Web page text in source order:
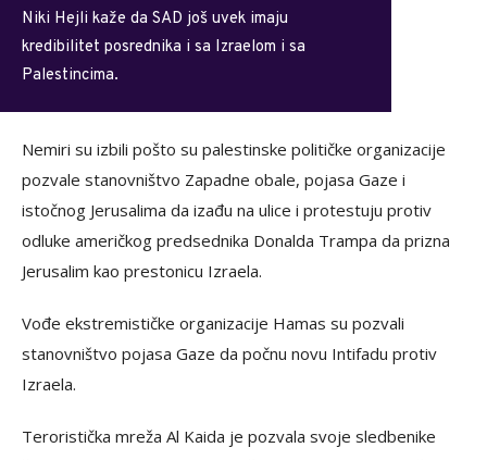
Niki Hejli kaže da SAD još uvek imaju
kredibilitet posrednika i sa Izraelom i sa
Palestincima.
Nemiri su izbili pošto su palestinske političke organizacije
pozvale stanovništvo Zapadne obale, pojasa Gaze i
istočnog Jerusalima da izađu na ulice i protestuju protiv
odluke američkog predsednika Donalda Trampa da prizna
Jerusalim kao prestonicu Izraela.
Vođe ekstremističke organizacije Hamas su pozvali
stanovništvo pojasa Gaze da počnu novu Intifadu protiv
Izraela.
Teroristička mreža Al Kaida je pozvala svoje sledbenike